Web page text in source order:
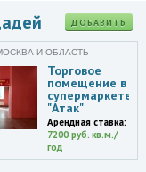
ДОБАВИТЬ
И ОБЛАСТЬ
Торговое
помещение в
супермаркете
"Атак"
Арендная ставка:
7200 руб. кв.м./
год